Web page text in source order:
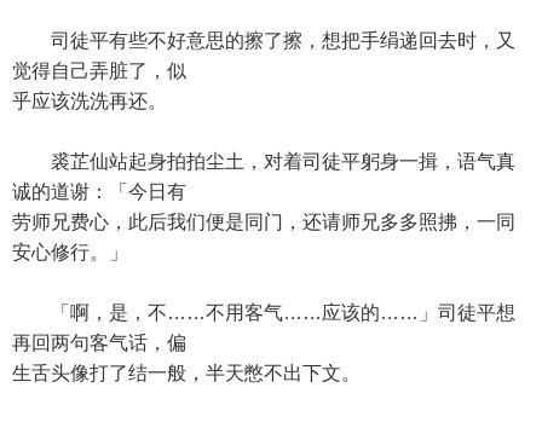
司徒平有些不好意思的擦了擦，想把手绢递回去时，又
觉得自己弄脏了，似
乎应该洗洗再还。
裘芷仙站起身拍拍尘土，对着司徒平躬身一揖，语气真
诚的道谢：「今日有
劳师兄费心，此后我们便是同门，还请师兄多多照拂，一同
安心修行。」
「啊，是，不……不用客气……应该的……」司徒平想
再回两句客气话，偏
生舌头像打了结一般，半天憋不出下文。